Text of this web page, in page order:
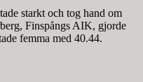
starkt och tog hand om
Finspångs AIK, gjorde
femma med 40.44.